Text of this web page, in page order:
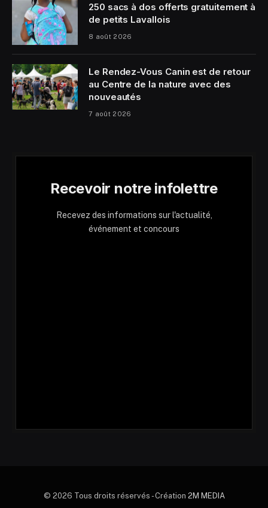
250 sacs à dos offerts gratuitement à
de petits Lavallois
8 août 2026
Le Rendez-Vous Canin est de retour
au Centre de la nature avec des
nouveautés
7 août 2026
Recevoir notre infolettre
Recevez des informations sur l'actualité,
événement et concours
© 2026 Tous droits réservés - Création 2M MEDIA